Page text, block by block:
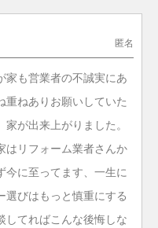
匿名
家も営業者の不誠実にあ
重ねありお願いしていた
が出来上がりました。
はリフォーム業者さんか
今に至ってます、一生に
選びはもっと慎重にする
してればこんな後悔しな